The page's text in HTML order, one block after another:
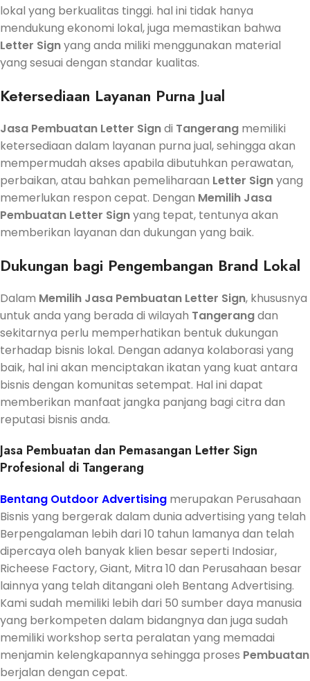
lokal yang berkualitas tinggi. hal ini tidak hanya
mendukung ekonomi lokal, juga memastikan bahwa
Letter Signyang anda miliki menggunakan material
yang sesuai dengan standar kualitas.
Ketersediaan Layanan Purna Jual
Jasa Pembuatan Letter Signdi Tangerang memiliki
ketersediaan dalam layanan purna jual, sehingga akan
mempermudah akses apabila dibutuhkan perawatan,
perbaikan, atau bahkan pemeliharaan Letter Signyang
memerlukan respon cepat. Dengan Memilih Jasa
Pembuatan Letter Signyang tepat, tentunya akan
memberikan layanan dan dukungan yang baik.
Dukungan bagi Pengembangan Brand Lokal
Dalam Memilih Jasa Pembuatan Letter Sign, khususnya
untuk anda yang berada di wilayah Tangerangdan
sekitarnya perlu memperhatikan bentuk dukungan
terhadap bisnis lokal. Dengan adanya kolaborasi yang
baik, hal ini akan menciptakan ikatan yang kuat antara
bisnis dengan komunitas setempat. Hal ini dapat
memberikan manfaat jangka panjang bagi citra dan
reputasi bisnis anda.
Jasa Pembuatan dan Pemasangan Letter Sign
Profesional di Tangerang
Bentang Outdoor Advertising merupakan Perusahaan
Bisnis yang bergerak dalam dunia advertising yang telah
Berpengalaman lebih dari 10 tahun lamanya dan telah
dipercaya oleh banyak klien besar seperti Indosiar,
Richeese Factory, Giant, Mitra 10 dan Perusahaan besar
lainnya yang telah ditangani oleh Bentang Advertising.
Kami sudah memiliki lebih dari 50 sumber daya manusia
yang berkompeten dalam bidangnya dan juga sudah
memiliki workshop serta peralatan yang memadai
menjamin kelengkapannya sehingga proses Pembuatan
berjalan dengan cepat.